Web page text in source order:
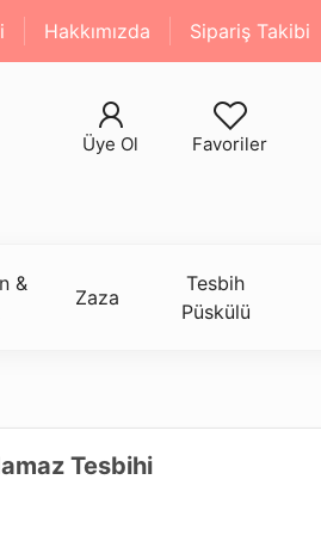
Hakkımızda Sipariş Takibi
Favoriler
Üye Ol
&
Zaza
Tesbih
Püskülü
Tesbihi